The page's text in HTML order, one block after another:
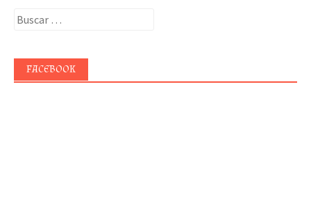
Buscar:
FACEBOOK